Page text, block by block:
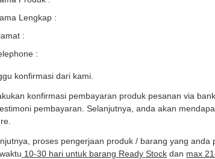
Lengkap :
:
:
konfirmasi dari kami.
konfirmasi pembayaran produk pesanan via
pembayaran. Selanjutnya, anda akan
proses pengerjaan produk / barang yang
10-30 hari untuk barang Ready Stock dan max